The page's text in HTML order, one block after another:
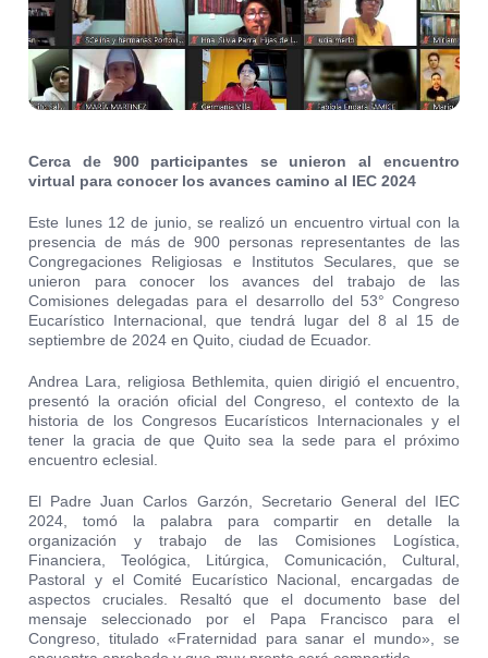
Cerca de 900 participantes se unieron al encuentro
virtual para conocer los avances camino al IEC 2024
Este lunes 12 de junio, se realizó un encuentro virtual con la
presencia de más de 900 personas representantes de las
Congregaciones Religiosas e Institutos Seculares, que se
unieron para conocer los avances del trabajo de las
Comisiones delegadas para el desarrollo del 53° Congreso
Eucarístico Internacional, que tendrá lugar del 8 al 15 de
septiembre de 2024 en Quito, ciudad de Ecuador.
Andrea Lara, religiosa Bethlemita, quien dirigió el encuentro,
presentó la oración oficial del Congreso, el contexto de la
historia de los Congresos Eucarísticos Internacionales y el
tener la gracia de que Quito sea la sede para el próximo
encuentro eclesial.
El Padre Juan Carlos Garzón, Secretario General del IEC
2024, tomó la palabra para compartir en detalle la
organización y trabajo de las Comisiones Logística,
Financiera, Teológica, Litúrgica, Comunicación, Cultural,
Pastoral y el Comité Eucarístico Nacional, encargadas de
aspectos cruciales. Resaltó que el documento base del
mensaje seleccionado por el Papa Francisco para el
Congreso, titulado «Fraternidad para sanar el mundo», se